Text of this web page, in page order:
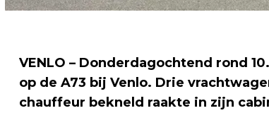
VENLO – Donderdagochtend rond
op de A73 bij Venlo. Drie
chauffeur bekneld raakte in zijn